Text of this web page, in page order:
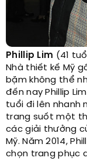
Phillip Lim (41
Nhà thiết kế Mỹ
bặm không thể
đến nay Phillip
tuổi đi lên nhanh
trang suốt một
các giải thưởng
Mỹ. Năm 2014,
chọn trang phục